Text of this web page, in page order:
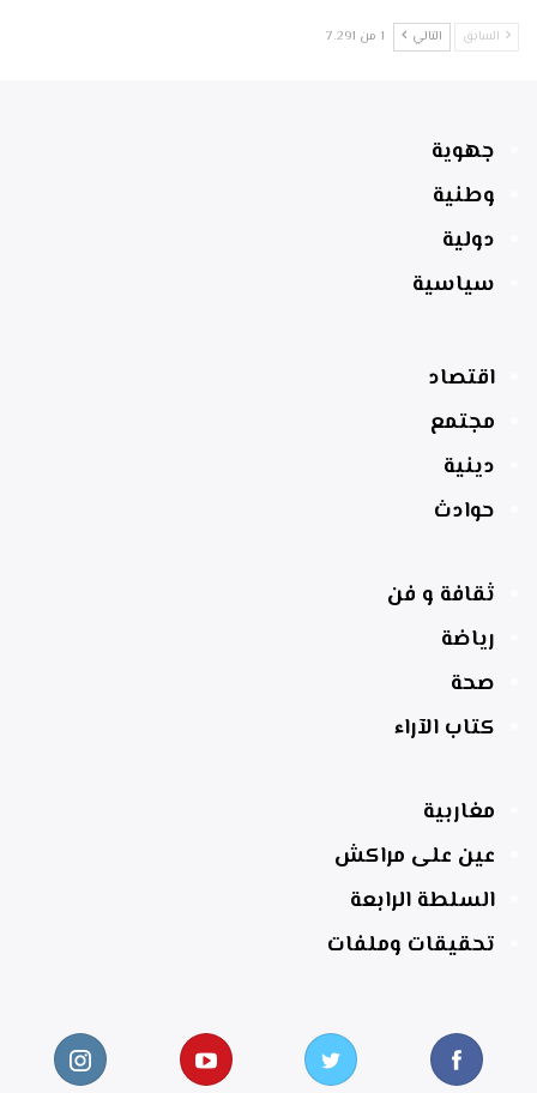
السابق التالي 1 من 7٬291
جهوية
وطنية
دولية
سياسية
اقتصاد
مجتمع
دينية
حوادث
ثقافة و فن
رياضة
صحة
كتاب الآراء
مغاربية
عين على مراكش
السلطة الرابعة
تحقيقات وملفات